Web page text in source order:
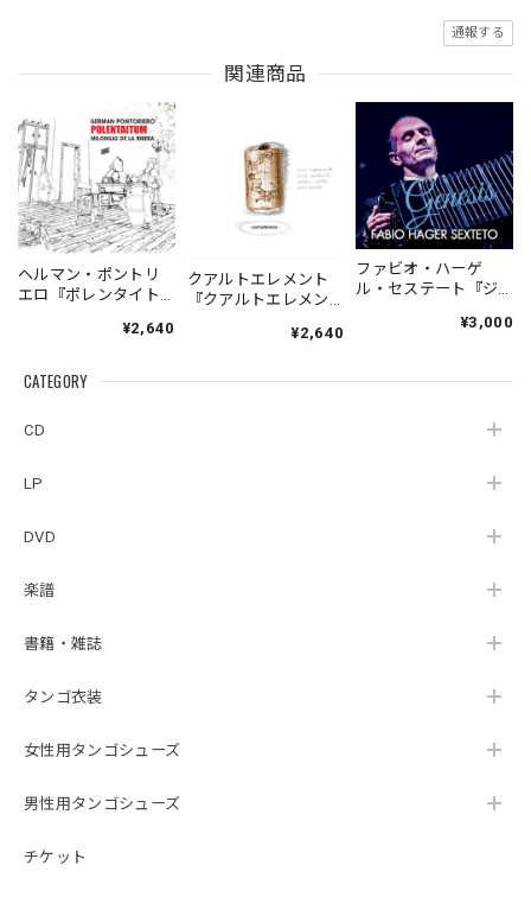
CATEGORY
CD
LP
DVD
楽譜
書籍・雑誌
タンゴ衣装
女性用タンゴシューズ
男性用タンゴシューズ
チケット
通報する
関連商品
ヘルマン・ポントリ
エロ『ポレンタイト
Pontoriero『POLENT
la Ribera』
¥2,640
クアルトエレメント
『クアルトエレメン
Cuartoelemento『Cu
（007RECORDS-27）
¥2,640
ファビオ・ハーゲ
ル・セステート『ジ
¥3,000